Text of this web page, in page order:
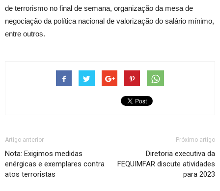
de terrorismo no final de semana, organização da mesa de
negociação da política nacional de valorização do salário mínimo,
entre outros.
Artigo anterior
Nota: Exigimos medidas
enérgicas e exemplares contra
atos terroristas
Próximo artigo
Diretoria executiva da
FEQUIMFAR discute atividades
para 2023